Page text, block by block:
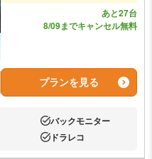
あと27台
8/09までキャンセル無料
プランを見る
あり:バックモニター
あり:ドラレコ